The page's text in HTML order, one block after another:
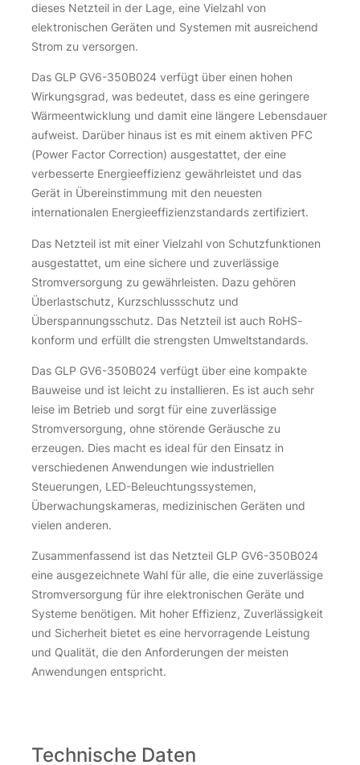
dieses Netzteil in der Lage, eine Vielzahl von
elektronischen Geräten und Systemen mit ausreichend
Strom zu versorgen.
Das GLP GV6-350B024 verfügt über einen hohen
Wirkungsgrad, was bedeutet, dass es eine geringere
Wärmeentwicklung und damit eine längere Lebensdauer
aufweist. Darüber hinaus ist es mit einem aktiven PFC
(Power Factor Correction) ausgestattet, der eine
verbesserte Energieeffizienz gewährleistet und das
Gerät in Übereinstimmung mit den neuesten
internationalen Energieeffizienzstandards zertifiziert.
Das Netzteil ist mit einer Vielzahl von Schutzfunktionen
ausgestattet, um eine sichere und zuverlässige
Stromversorgung zu gewährleisten. Dazu gehören
Überlastschutz, Kurzschlussschutz und
Überspannungsschutz. Das Netzteil ist auch RoHS-
konform und erfüllt die strengsten Umweltstandards.
Das GLP GV6-350B024 verfügt über eine kompakte
Bauweise und ist leicht zu installieren. Es ist auch sehr
leise im Betrieb und sorgt für eine zuverlässige
Stromversorgung, ohne störende Geräusche zu
erzeugen. Dies macht es ideal für den Einsatz in
verschiedenen Anwendungen wie industriellen
Steuerungen, LED-Beleuchtungssystemen,
Überwachungskameras, medizinischen Geräten und
vielen anderen.
Zusammenfassend ist das Netzteil GLP GV6-350B024
eine ausgezeichnete Wahl für alle, die eine zuverlässige
Stromversorgung für ihre elektronischen Geräte und
Systeme benötigen. Mit hoher Effizienz, Zuverlässigkeit
und Sicherheit bietet es eine hervorragende Leistung
und Qualität, die den Anforderungen der meisten
Anwendungen entspricht.
Technische Daten